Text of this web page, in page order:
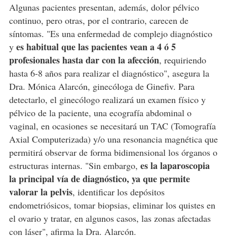
Algunas pacientes presentan, además, dolor pélvico
continuo, pero otras, por el contrario, carecen de
síntomas. "Es una enfermedad de complejo diagnóstico
y es habitual que las pacientes vean a 4 ó 5
profesionales hasta dar con la afección, requiriendo
hasta 6-8 años para realizar el diagnóstico", asegura la
Dra. Mónica Alarcón, ginecóloga de Ginefiv. Para
detectarlo, el ginecólogo realizará un examen físico y
pélvico de la paciente, una ecografía abdominal o
vaginal, en ocasiones se necesitará un TAC (Tomografía
Axial Computerizada) y/o una resonancia magnética que
permitirá observar de forma bidimensional los órganos o
estructuras internas. "Sin embargo, es la laparoscopia
la principal vía de diagnóstico, ya que permite
valorar la pelvis, identificar los depósitos
endometriósicos, tomar biopsias, eliminar los quistes en
el ovario y tratar, en algunos casos, las zonas afectadas
con láser", afirma la Dra. Alarcón.